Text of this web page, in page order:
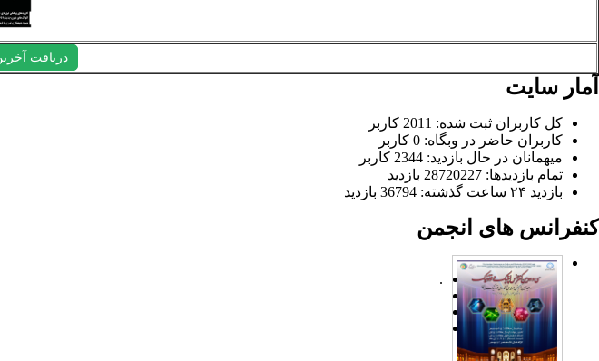
دریافت
آمار سایت
کل کاربران ثبت شده: 2011 کاربر
کاربران حاضر در وبگاه: 0 کاربر
میهمانان در حال بازدید: 2344 کاربر
تمام بازدید‌ها: 28720227 بازدید
بازدید ۲۴ ساعت گذشته: 36794 بازدید
کنفرانس های انجمن
.